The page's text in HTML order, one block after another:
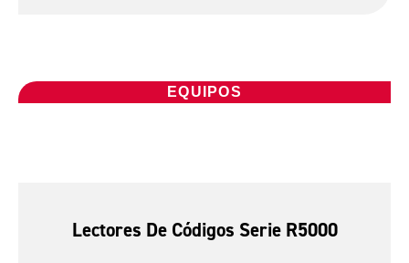
EQUIPOS
Lectores De Códigos Serie R5000